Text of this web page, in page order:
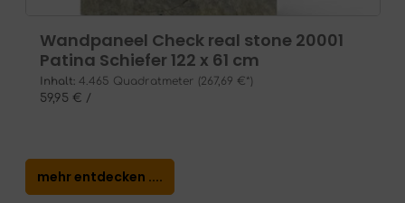
Wandpaneel Check real stone 20001
Patina Schiefer 122 x 61 cm
Inhalt: 4.465 Quadratmeter (267,69 €*)
59,95 € /
mehr entdecken ....